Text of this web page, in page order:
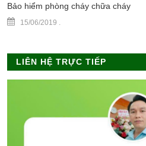
Bảo hiểm phòng cháy chữa cháy
15/06/2019 .
LIÊN HỆ TRỰC TIẾP